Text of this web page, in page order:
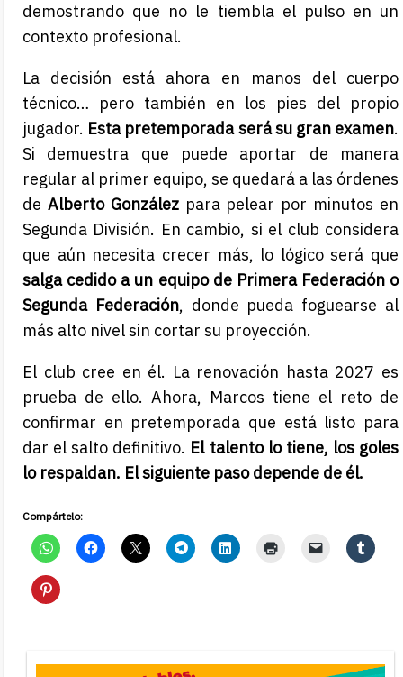
demostrando que no le tiembla el pulso en un
contexto profesional.
La decisión está ahora en manos del cuerpo
técnico… pero también en los pies del propio
jugador. Esta pretemporada será su gran examen.
Si demuestra que puede aportar de manera
regular al primer equipo, se quedará a las órdenes
de Alberto Gonzálezpara pelear por minutos en
Segunda División. En cambio, si el club considera
que aún necesita crecer más, lo lógico será que
salga cedido a un equipo de Primera Federación o
Segunda Federación, donde pueda foguearse al
más alto nivel sin cortar su proyección.
El club cree en él. La renovación hasta 2027 es
prueba de ello. Ahora, Marcos tiene el reto de
confirmar en pretemporada que está listo para
dar el salto definitivo. El talento lo tiene, los goles
lo respaldan. El siguiente paso depende de él.
Compártelo: